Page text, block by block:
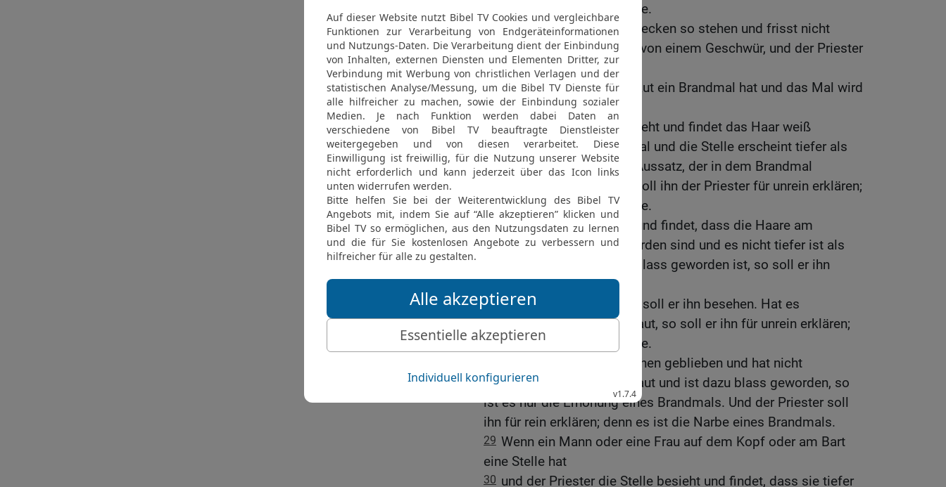
es ist eine aussätzige Stelle.
23
Bleibt aber der weiße Flecken so stehen und frisst nicht
weiter, so ist es die Narbe von einem Geschwür, und der Priester
soll ihn für rein erklären.
24 Wenn jemand an der Haut ein Brandmal hat und das Mal wird
weißrötlich oder weiß
25 und der Priester es besieht und findet das Haar weiß
geworden an dem Brandmal und die Stelle erscheint tiefer als
die übrige Haut, so ist es Aussatz, der in dem Brandmal
ausgebrochen ist. Darum soll ihn der Priester für unrein erklären;
es ist eine aussätzige Stelle.
26 Sieht aber der Priester und findet, dass die Haare am
Brandmal nicht weiß geworden sind und es nicht tiefer ist als
die übrige Haut und dazu blass geworden ist, so soll er ihn
sieben Tage einschließen
27 und am siebenten Tage soll er ihn besehen. Hat es
weitergefressen auf der Haut, so soll er ihn für unrein erklären;
es ist eine aussätzige Stelle.
Ist aber der Flecken stehen geblieben und hat nicht
weitergefressen auf der Haut und ist dazu blass geworden, so
ist es nur die Erhöhung eines Brandmals. Und der Priester soll
ihn für rein erklären; denn es ist die Narbe eines Brandmals.
29 Wenn ein Mann oder eine Frau auf dem Kopf oder am Bart
eine Stelle hat
30 und der Priester die Stelle besieht und findet, dass sie tiefer